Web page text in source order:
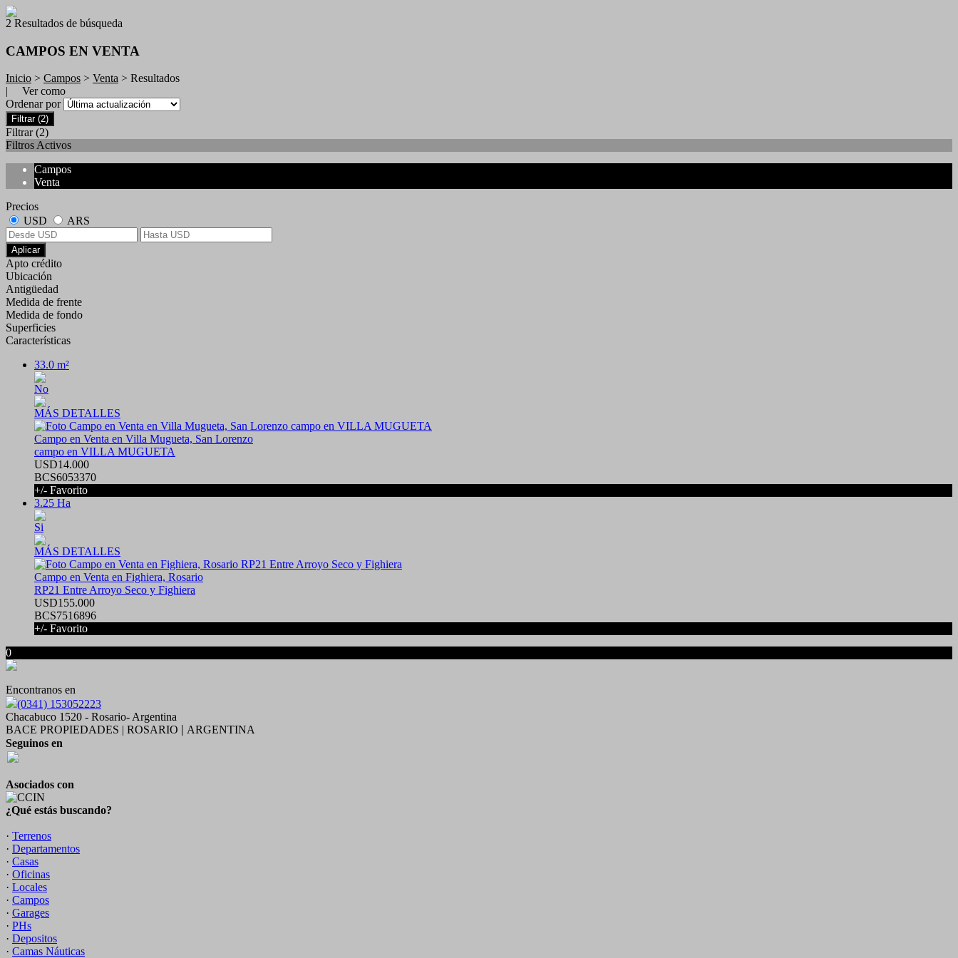
2 Resultados de búsqueda
CAMPOS EN VENTA
Inicio > Campos > Venta > Resultados
| Ver como
Ordenar por
Filtrar (2)
Filtrar (2)
Filtros Activos
Campos
Venta
Precios
USD
ARS
Aplicar
Apto crédito
Ubicación
Antigüedad
Medida de frente
Medida de fondo
Superficies
Características
33.0 m²
No
MÁS DETALLES
Campo en Venta en Villa Mugueta, San Lorenzo
campo en VILLA MUGUETA
USD14.000
BCS6053370
+/- Favorito
3.25 Ha
Si
MÁS DETALLES
Campo en Venta en Fighiera, Rosario
RP21 Entre Arroyo Seco y Fighiera
USD155.000
BCS7516896
+/- Favorito
0
Encontranos en
(0341) 153052223
Chacabuco 1520 - Rosario- Argentina
BACE PROPIEDADES | ROSARIO
ARGENTINA
Seguinos en
Asociados con
¿Qué estás buscando?
· Terrenos
· Departamentos
· Casas
· Oficinas
· Locales
· Campos
· Garages
· PHs
· Depositos
· Camas Náuticas